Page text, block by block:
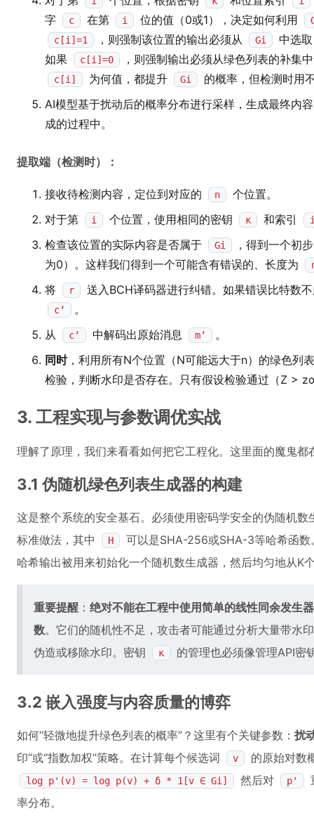
字
c 在第 i 位的值（0或1），决定如何利用
c[i]=1
，则强制该位置的输出必须从 Gi
中选
如果
c[i]=0 ，则强制输出必须从绿色列表的补集
c[i] 为何值，都提升 Gi
的概率，但检测时用
AI模型基于扰动后的概率分布进行采样，生成最终内
成的过程中。
提取端（检测时）：
接收待检测内容，定位到对应的 n
个位置。
对于第
i 个位置，使用相同的密钥 κ 和索引
检查该位置的实际内容是否属于 Gi
，得到一个初
为0）。这样我们得到一个可能含有错误的、长度为
将 r 送入BCH译码器进行纠错。如果错误比特数
c‘
。
从
c‘ 中解码出原始消息 m‘
。
同时，利用所有N个位置（N可能远大于n）的绿色列
检验，判断水印是否存在。只有假设检验通过（Z >
3. 工程实现与参数调优实战
理解了原理，我们来看看如何把它工程化。这里面的魔鬼都
3.1 伪随机绿色列表生成器的构建
这是整个系统的安全基石。必须使用密码学安全的伪随机数
标准做法，其中
H
可以是SHA-256或SHA-3等哈希函数
哈希输出被用来初始化一个随机数生成器，然后均匀地从K
重要提醒 ： 绝对不能在工程中使用简单的线性同余发生
数。它们的随机性不足，攻击者可能通过分析大量带水
伪造或移除水印。密钥
κ 的管理也必须像管理API密
3.2 嵌入强度与内容质量的博弈
如何“轻微地提升绿色列表的概率”？这里有个关键参数： 扰
印”或“指数加权”策略。在计算每个候选词
v 的原始对数
log p'(v) = log p(v) + δ * 1[v ∈ Gi] 然后对 p'
率分布。